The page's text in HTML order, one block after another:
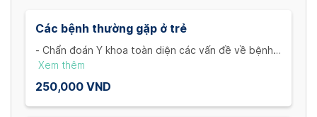
Các bệnh thường gặp ở trẻ
- Chẩn đoán Y khoa toàn diện các vấn đề về bệnh lí
của trẻ
- Đánh giá các triệu chứng ho, sốt, phát ban, viêm
nhiễm đường ruột và những chuyên khoa khác
Xem thêm
250,000 VND